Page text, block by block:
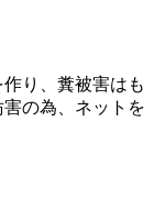
り、糞被害はも
の為、ネットを